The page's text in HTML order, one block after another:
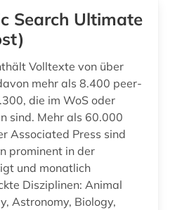
bosnien und herzegowina (2)
(1)
Search Ultimate
Volltexte von über
mehr als 8.400 peer-
die im WoS oder
sind. Mehr als 60.000
Associated Press sind
prominent in der
und monatlich
Astronomy, Biology,